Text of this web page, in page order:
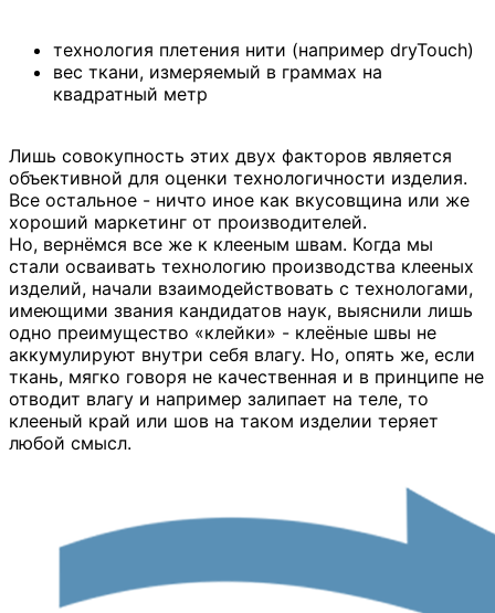
технология плетения нити (например dryTouch)
вес ткани, измеряемый в граммах на
квадратный метр
Лишь совокупность этих двух факторов является
объективной для оценки технологичности изделия.
Все остальное - ничто иное как вкусовщина или же
хороший маркетинг от производителей.
Но, вернёмся все же к клееным швам. Когда мы
стали осваивать технологию производства клееных
изделий, начали взаимодействовать с технологами,
имеющими звания кандидатов наук, выяснили лишь
одно преимущество «клейки» - клеёные швы не
аккумулируют внутри себя влагу. Но, опять же, если
ткань, мягко говоря не качественная и в принципе не
отводит влагу и например залипает на теле, то
клееный край или шов на таком изделии теряет
любой смысл.